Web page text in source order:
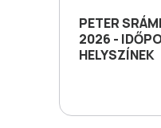
PETER
2026 -
HELYSZÍNEK